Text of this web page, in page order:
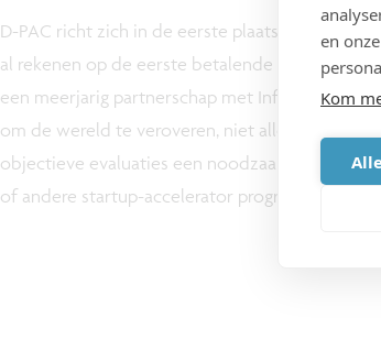
en
Kom
D-PAC richt zich in de eerste plaats op de
al rekenen op de eerste betalende klanten.
een meerjarig partnerschap met Infanion, een
om de wereld te veroveren, niet alleen in de
objectieve evaluaties een noodzaak zijn.
of andere startup-accelerator programma’s.